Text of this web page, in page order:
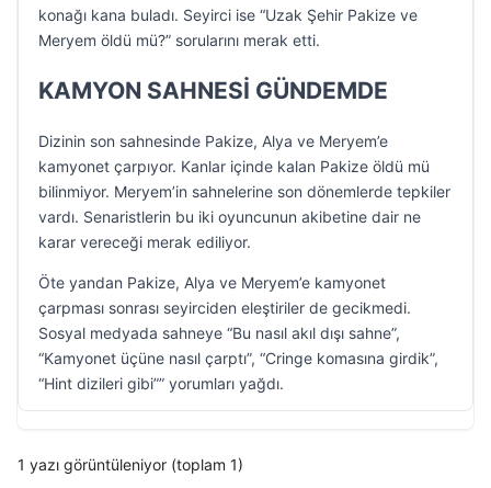
konağı kana buladı. Seyirci ise “Uzak Şehir Pakize ve
Meryem öldü mü?” sorularını merak etti.
KAMYON SAHNESİ GÜNDEMDE
Dizinin son sahnesinde Pakize, Alya ve Meryem’e
kamyonet çarpıyor. Kanlar içinde kalan Pakize öldü mü
bilinmiyor. Meryem’in sahnelerine son dönemlerde tepkiler
vardı. Senaristlerin bu iki oyuncunun akibetine dair ne
karar vereceği merak ediliyor.
Öte yandan Pakize, Alya ve Meryem’e kamyonet
çarpması sonrası seyirciden eleştiriler de gecikmedi.
Sosyal medyada sahneye “Bu nasıl akıl dışı sahne”,
“Kamyonet üçüne nasıl çarptı”, “Cringe komasına girdik”,
“Hint dizileri gibi”” yorumları yağdı.
1 yazı görüntüleniyor (toplam 1)